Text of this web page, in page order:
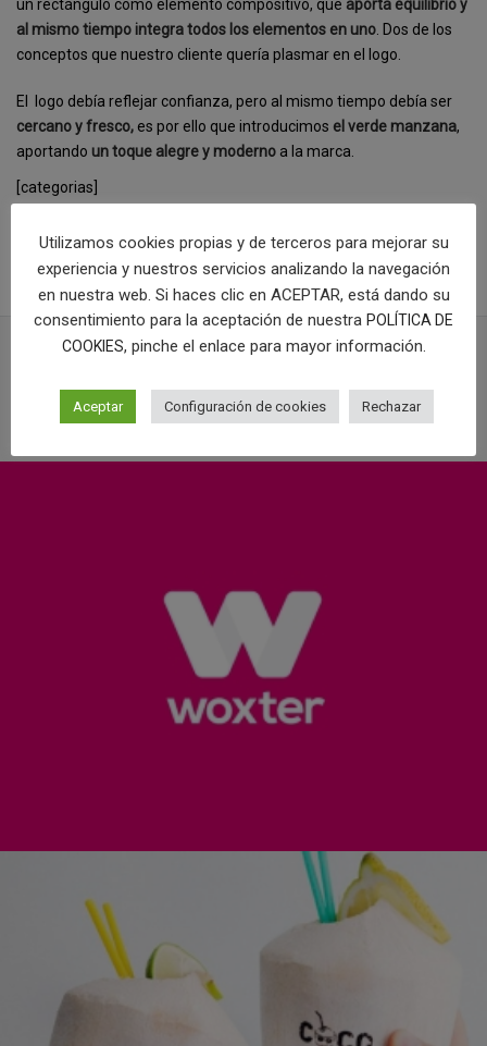
un rectángulo como elemento compositivo, que aporta equilibrio y
al mismo tiempo integra todos los elementos en uno . Dos de los
conceptos que nuestro cliente quería plasmar en el logo.
El logo debía reflejar confianza, pero al mismo tiempo debía ser
cercano y fresco, es por ello que introducimos el verde manzana,
aportando un toque alegre y moderno a la marca.
[categorias]
COMPRAR LOGOTIPO
PROYECTOS RELACIONADOS
Utilizamos cookies propias y de terceros para mejorar su
experiencia y nuestros servicios analizando la navegación
en nuestra web. Si haces clic en ACEPTAR, está dando su
consentimiento para la aceptación de nuestra POLÍTICA DE
COOKIES, pinche el enlace para mayor información.
Aceptar Configuración de cookies Rechazar